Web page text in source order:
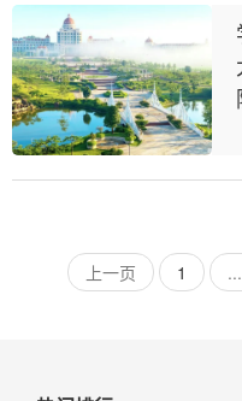
上一页 1 ...